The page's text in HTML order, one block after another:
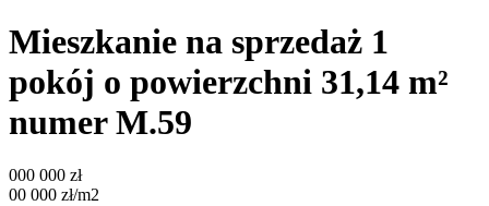
Mieszkanie na sprzedaż 1
pokój o powierzchni 31,14 m²
numer M.59
000 000 zł
00 000 zł/m2